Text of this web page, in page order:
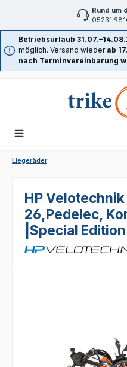
Zum Hauptinhalt springenRund um
05231
Betriebsurlaub
möglich. Versand wieder ab
nach Terminvereinbarung
Liegeräder
HP
26,Pedelec,
|Special Edition